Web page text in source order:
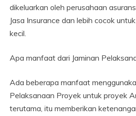
dikeluarkan oleh perusahaan
Jasa Insurance dan lebih cocok
kecil.
Apa manfaat dari Jaminan
Ada beberapa manfaat
Pelaksanaan Proyek untuk proyek
terutama, itu memberikan